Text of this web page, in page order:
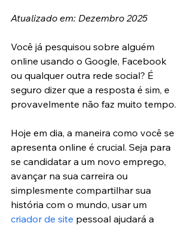
Atualizado em: Dezembro 2025
Você já pesquisou sobre alguém
online usando o Google, Facebook
ou qualquer outra rede social? É
seguro dizer que a resposta é sim, e
provavelmente não faz muito tempo.
Hoje em dia, a maneira como você se
apresenta online é crucial. Seja para
se candidatar a um novo emprego,
avançar na sua carreira ou
simplesmente compartilhar sua
história com o mundo, usar um
criador de site pessoal ajudará a